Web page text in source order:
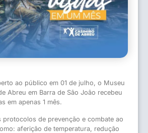
ao público em 01 de julho, o Museu
Abreu em Barra de São João recebeu
em apenas 1 mês.
protocolos de prevenção e combate ao
aferição de temperatura, redução